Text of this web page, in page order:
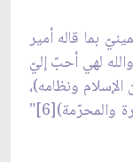
بما قاله أمير
لهي أحبّ إليّ
ونظامه)،
أو أدفع باطلًا (أي القوانين والأنظمة الجائرة والمحرّمة)[6]"